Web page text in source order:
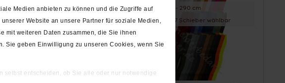
Medien anbieten zu können und die Zugriffe auf
Website an unsere Partner für soziale Medien,
mit weiteren Daten zusammen, die Sie ihnen
Sie geben Einwilligung zu unseren Cookies, wenn Sie
selbst entscheiden, ob Sie alle oder nur notwendige
- 5 Schieber
10 - 290 cm
34 Farben + 7 Schieber wählbar